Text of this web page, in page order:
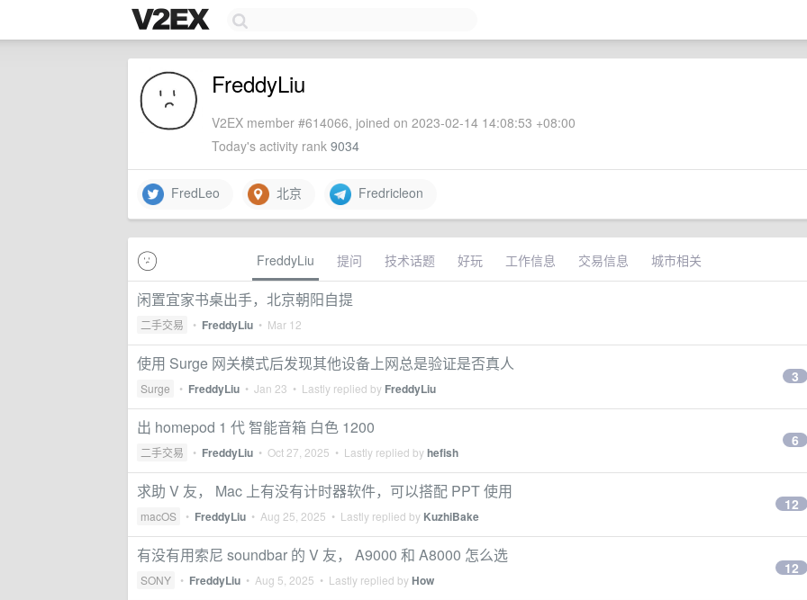
FreddyLiu
V2EX member #614066, joined on 2023-02-14 14:08:53 +08:00
Today's activity rank 9034
FredLeo 北京 Fredricleon
FreddyLiu 提问 技术话题 好玩 工作信息 交易信息 城市相关
闲置宜家书桌出手，北京朝阳自提
二手交易 • FreddyLiu • Mar 12
使用 Surge 网关模式后发现其他设备上网总是验证是否真人
Surge • FreddyLiu • Jan 23 • Lastly replied by FreddyLiu
3
出 homepod 1 代 智能音箱 白色 1200
二手交易 • FreddyLiu • Oct 27, 2025 • Lastly replied byhefish
6
求助 V 友， Mac 上有没有计时器软件，可以搭配 PPT 使用
macOS • FreddyLiu • Aug 25, 2025 • Lastly replied by KuzhiBake
12
有没有用索尼 soundbar 的 V 友， A9000 和 A8000 怎么选
SONY • FreddyLiu • Aug 5, 2025 • Lastly replied byHow
12